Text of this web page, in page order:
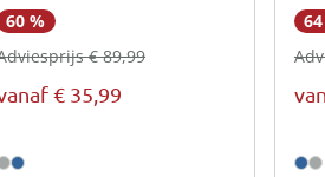
60 %
€ 35,99
€ 89,99